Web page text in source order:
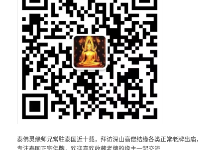
泰佛灵缘师兄常驻泰国近十载，拜访深山高僧结缘各类正常老牌出庙，
专注泰国正宗佛牌，欢迎喜欢收藏老牌的缘主一起交流